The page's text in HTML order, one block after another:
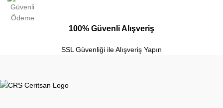
100% Güvenli Alışveriş
SSL Güvenliği ile Alışveriş Yapın